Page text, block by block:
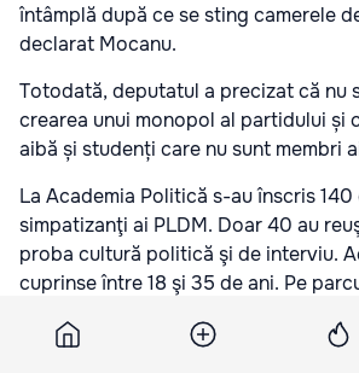
întâmplă după ce se sting camerele
declarat Mocanu.
Totodată, deputatul a precizat că nu
crearea unui monopol al partidului și
aibă și studenți care nu sunt membri
La Academia Politică s-au înscris 140
simpatizanţi ai PLDM. Doar 40 au
proba cultură politică şi de interviu.
cuprinse între 18 şi 35 de ani. Pe
deputaţi
liberal-democraţi.